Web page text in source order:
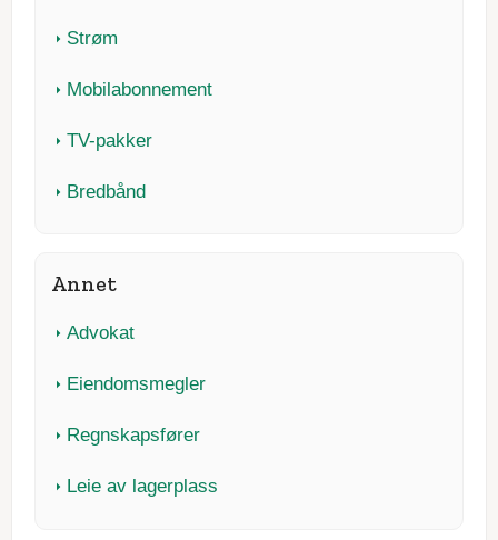
Strøm
Mobilabonnement
TV-pakker
Bredbånd
Annet
Advokat
Eiendomsmegler
Regnskapsfører
Leie av lagerplass